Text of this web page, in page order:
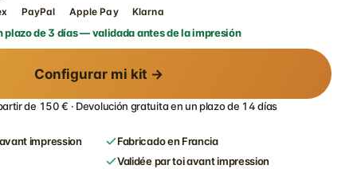
PayPal Apple Pay Klarna
plazo de 3 días — validada antes de la impresión
Configurar mi kit →
de 150 € · Devolución gratuita en un plazo de 14 días
impression
Fabricado en Francia
Validée par toi avant impression